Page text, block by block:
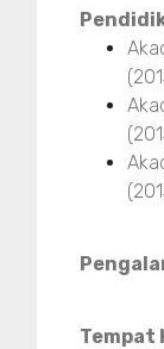
Tempat